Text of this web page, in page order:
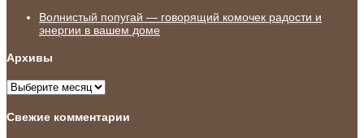
Волнистый попугай — говорящий комочек радости и
энергии в вашем доме
Архивы
Архивы
Свежие комментарии